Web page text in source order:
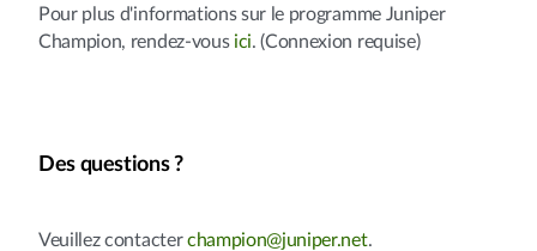
Pour plus d'informations sur le programme Juniper
Champion, rendez-vous ici. (Connexion requise)
Des questions ?
Veuillez contacterchampion@juniper.net.